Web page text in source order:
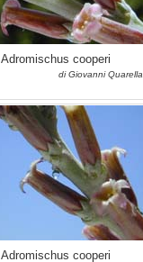
Adromischus cooperi
di Giovanni Quarella
Adromischus cooperi